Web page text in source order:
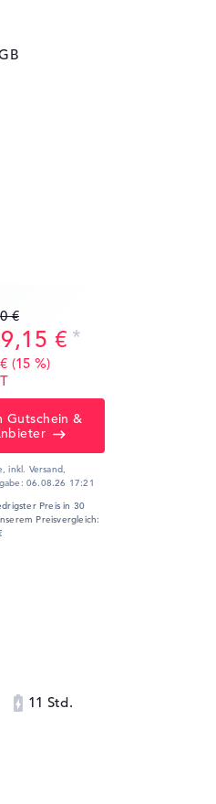
€
€
(15 %)
Gutschein &
inkl. Versand,
06.08.26 17:21
Preis in 30
Preisvergleich:
11 Std.